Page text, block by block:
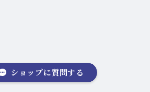
ショップに質問する